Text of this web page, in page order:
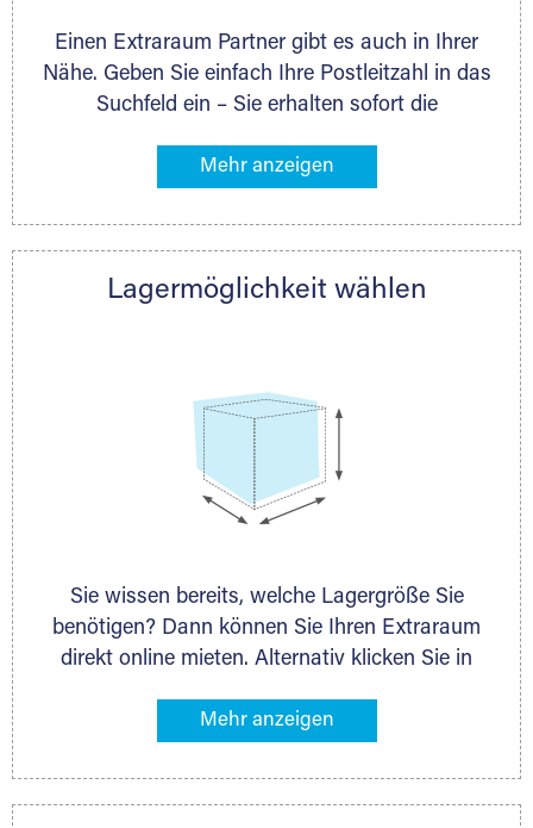
Einen Extraraum Partner gibt es auch in Ihrer
Nähe. Geben Sie einfach Ihre Postleitzahl in das
Suchfeld ein – Sie erhalten sofort die
Lagermöglichkeiten in Ihrer Nähe. An zahlreichen
direkt online mieten. Gibt es Extraraum noch
nächstgelegenen Partner und besprechen alles
Lagermöglichkeit wählen
Sie wissen bereits, welche Lagergröße Sie
benötigen? Dann können Sie Ihren Extraraum
direkt online mieten. Alternativ klicken Sie in
Gegenstände an, die Sie einlagern möchten –
ermittelt. Natürlich steht Ihnen Ihr Extraraum